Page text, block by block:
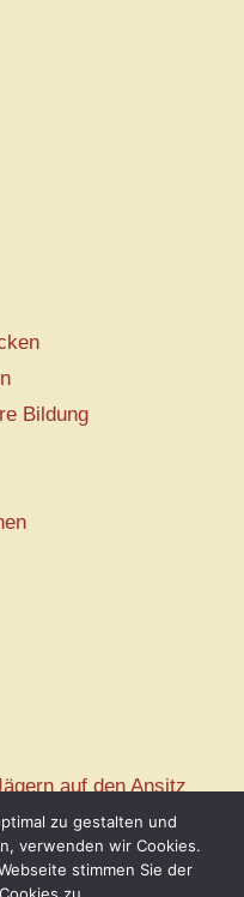
Bildung
auf den Ansitz
zu gestalten und
verwenden wir Cookies.
stimmen Sie der